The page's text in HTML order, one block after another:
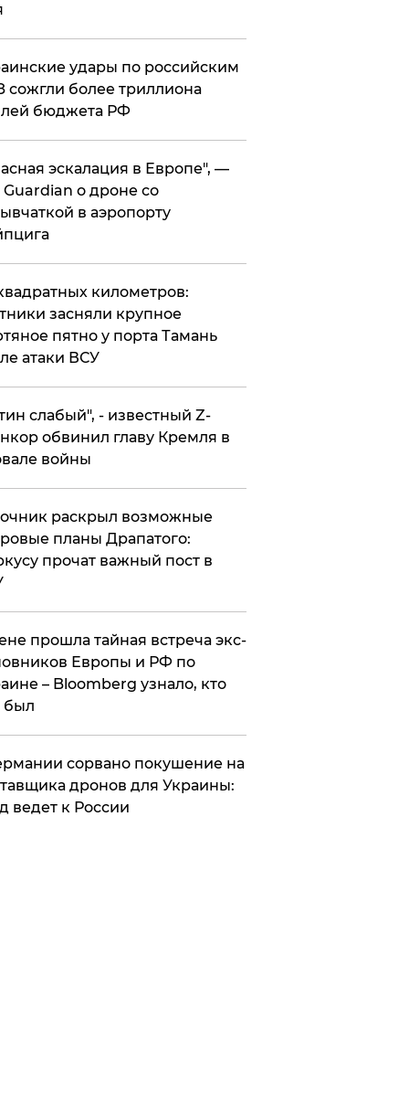
удары по российским
сожгли более триллиона
бюджета РФ
эскалация в Европе", —
Guardian о дроне со
в аэропорту
километров:
засняли крупное
пятно у порта Тамань
атаки ВСУ
слабый", - известный Z-
обвинил главу Кремля в
войны
раскрыл возможные
планы Драпатого:
прочат важный пост в
прошла тайная встреча экс-
Европы и РФ по
– Bloomberg узнало, кто
был
сорвано покушение на
дронов для Украины:
ведет к России